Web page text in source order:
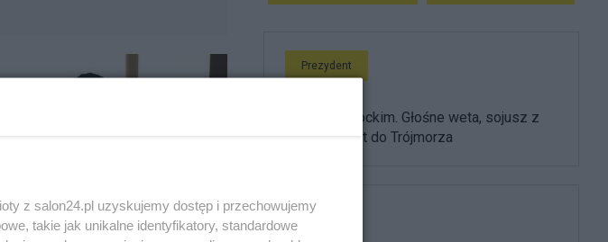
Prezydent
Rok z Nawrockim. Głośne weta, sojusz z
USA i powrót do Trójmorza
z salon24.pl uzyskujemy dostęp i przechowujemy
takie jak unikalne identyfikatory, standardowe